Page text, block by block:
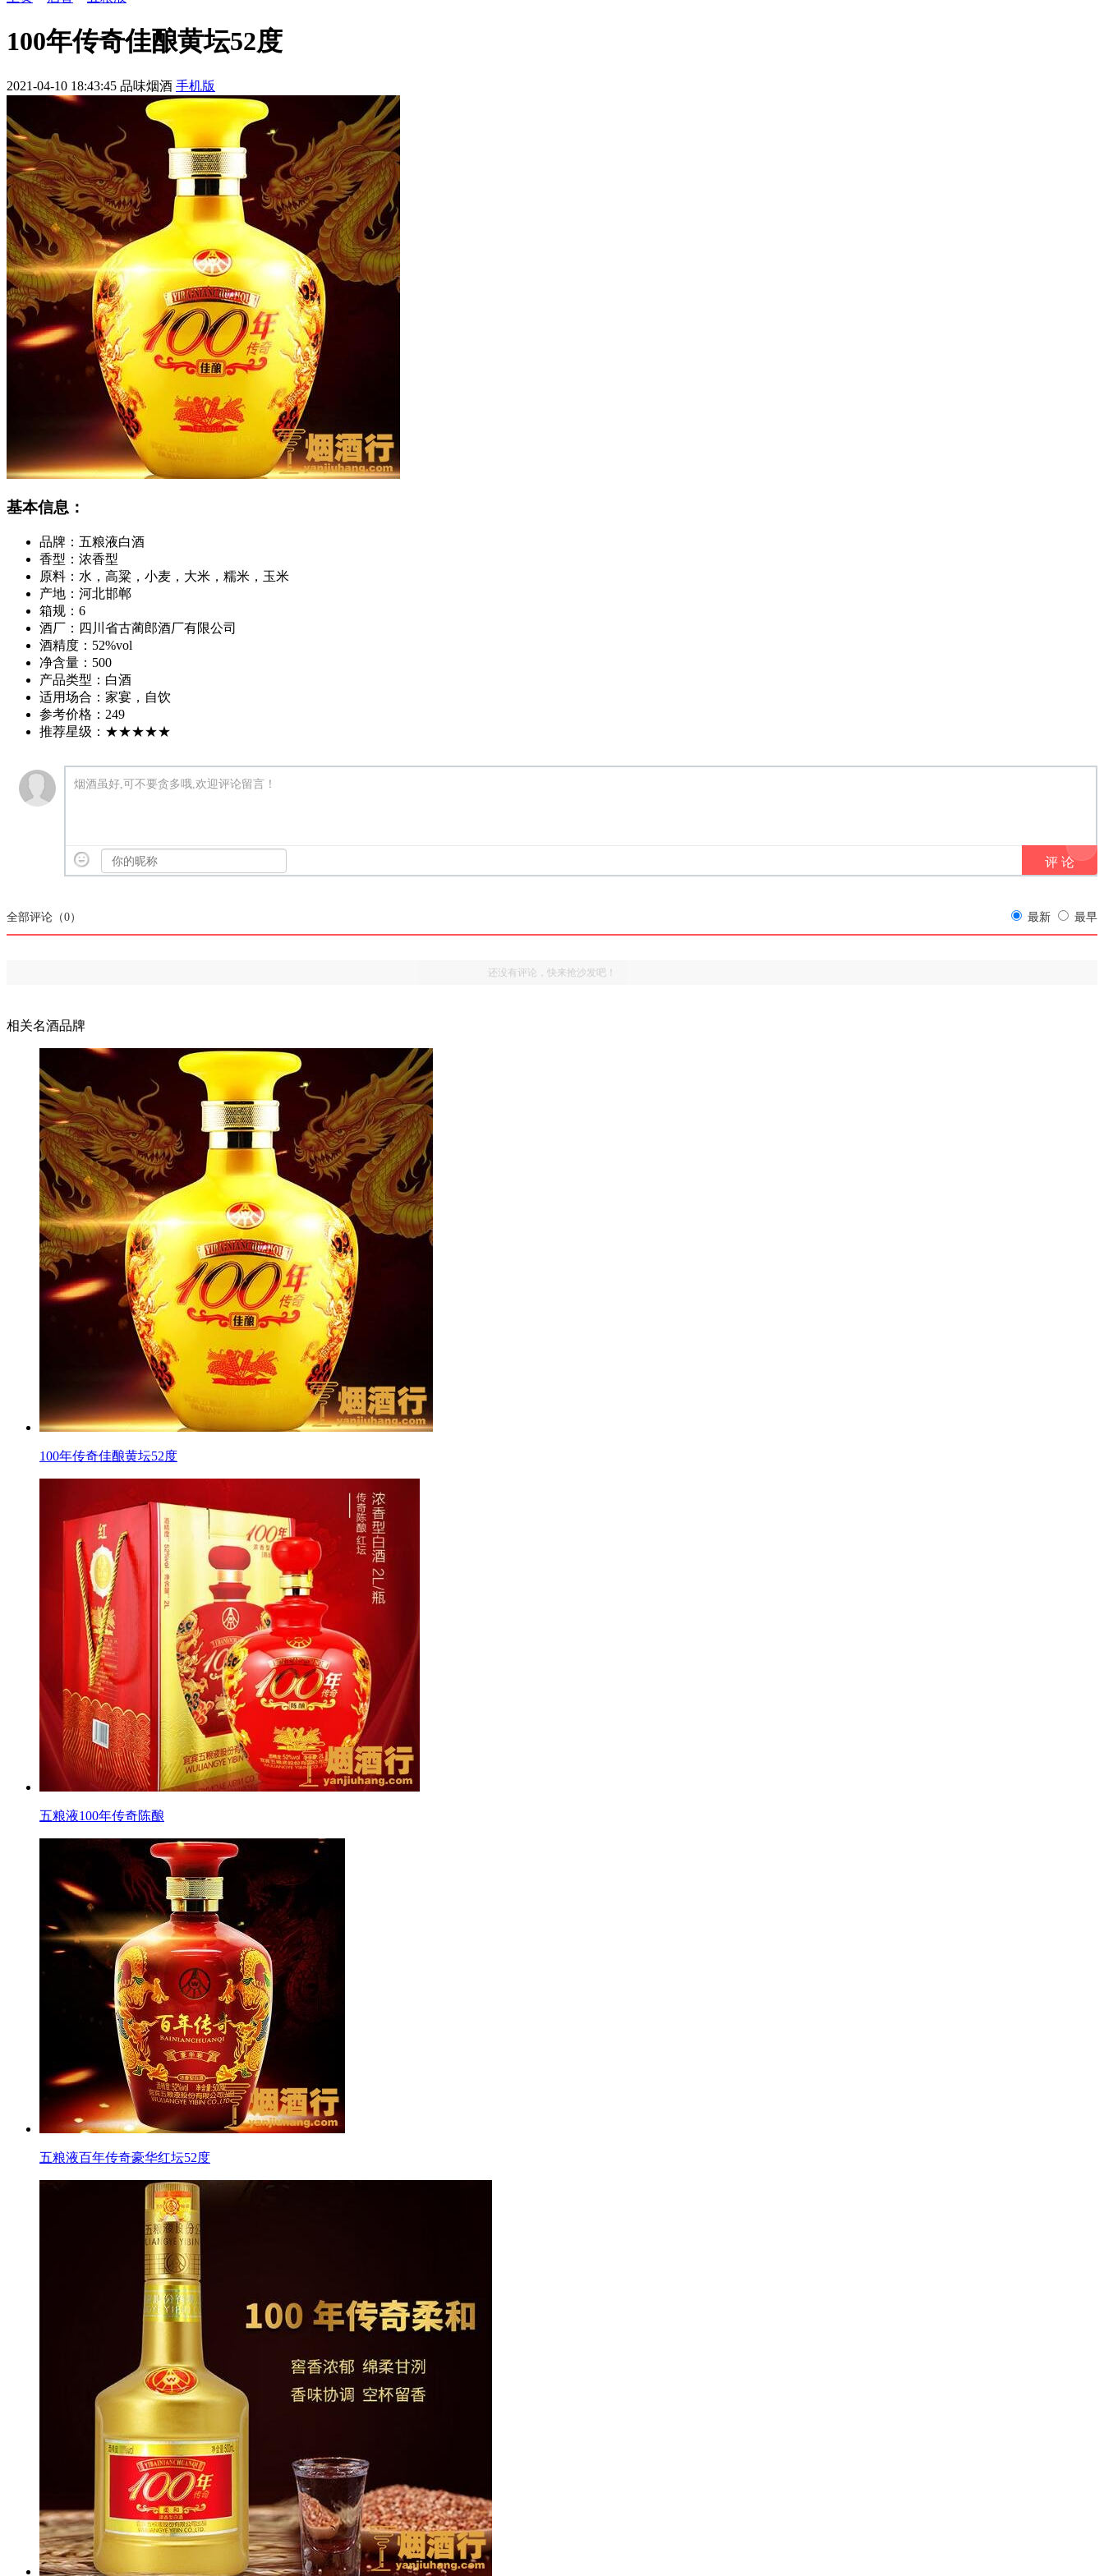
100年传奇佳酿黄坛52度
2021-04-10 18:43:45 品味烟酒 手机版
基本信息：
品牌： 五粮液白酒
香型： 浓香型
原料： 水，高粱，小麦，大米，糯米，玉米
产地： 河北邯郸
箱规： 6
酒厂： 四川省古蔺郎酒厂有限公司
酒精度： 52%vol
净含量： 500
产品类型： 白酒
适用场合： 家宴，自饮
参考价格： 249
推荐星级： ★★★★★
烟酒虽好,可不要贪多哦,欢迎评论留言！
全部评论（0） 最新 最早
还没有评论，快来抢沙发吧！
相关名酒品牌
100年传奇佳酿黄坛52度
五粮液100年传奇陈酿
五粮液百年传奇豪华红坛52度